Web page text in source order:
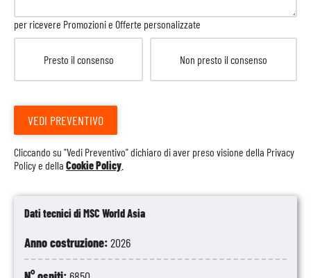
Dati tecnici di MSC World Asia
Anno costruzione:2026
per ricevere Promozioni e Offerte personalizzate
Presto il consenso Non presto il consenso
VEDI PREVENTIVO
Cliccando su "Vedi Preventivo" dichiaro di aver preso visione della Privacy
Policye della Cookie Policy